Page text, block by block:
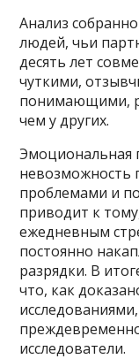
Анализ
людей, чьи
десять лет
чуткими,
понимающими,
чем у других.
Эмоциональная
невозможность
проблемами и
приводит к
ежедневным
постоянно
разрядки. В
что, как
исследователи.